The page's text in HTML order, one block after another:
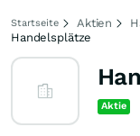
Startseite Aktien
Handelsplätze
Aktie